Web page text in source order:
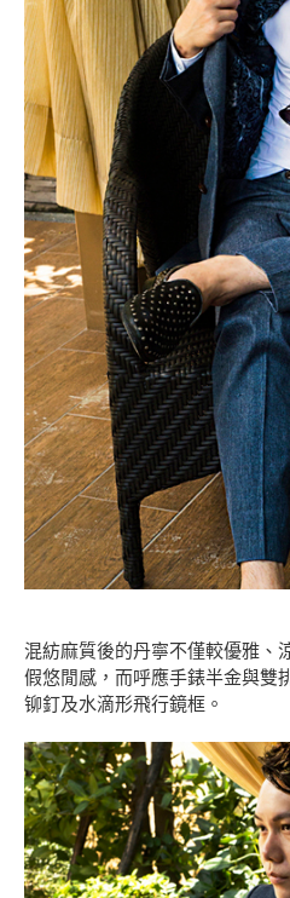
混紡麻質後的丹寧不僅較優雅、
假悠閒感，而呼應手錶半金與雙
铆釘及水滴形飛行鏡框。